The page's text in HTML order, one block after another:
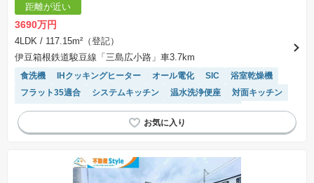
距離が近い
3690万円
4LDK / 117.15m²（登記）
伊豆箱根鉄道駿豆線「三島広小路」車3.7km
食洗機 IHクッキングヒーター オール電化 SIC
浴室乾燥機
フラット35適合
システムキッチン 温水洗浄便座
対面キッチン
陽当り良好
高機能トイレ
モニター付きインターホン